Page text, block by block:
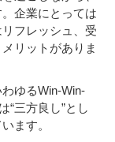
企業にとっては
フレッシュ、受
リットがありま
ゆるWin-Win-
“三方良し”とし
ます。